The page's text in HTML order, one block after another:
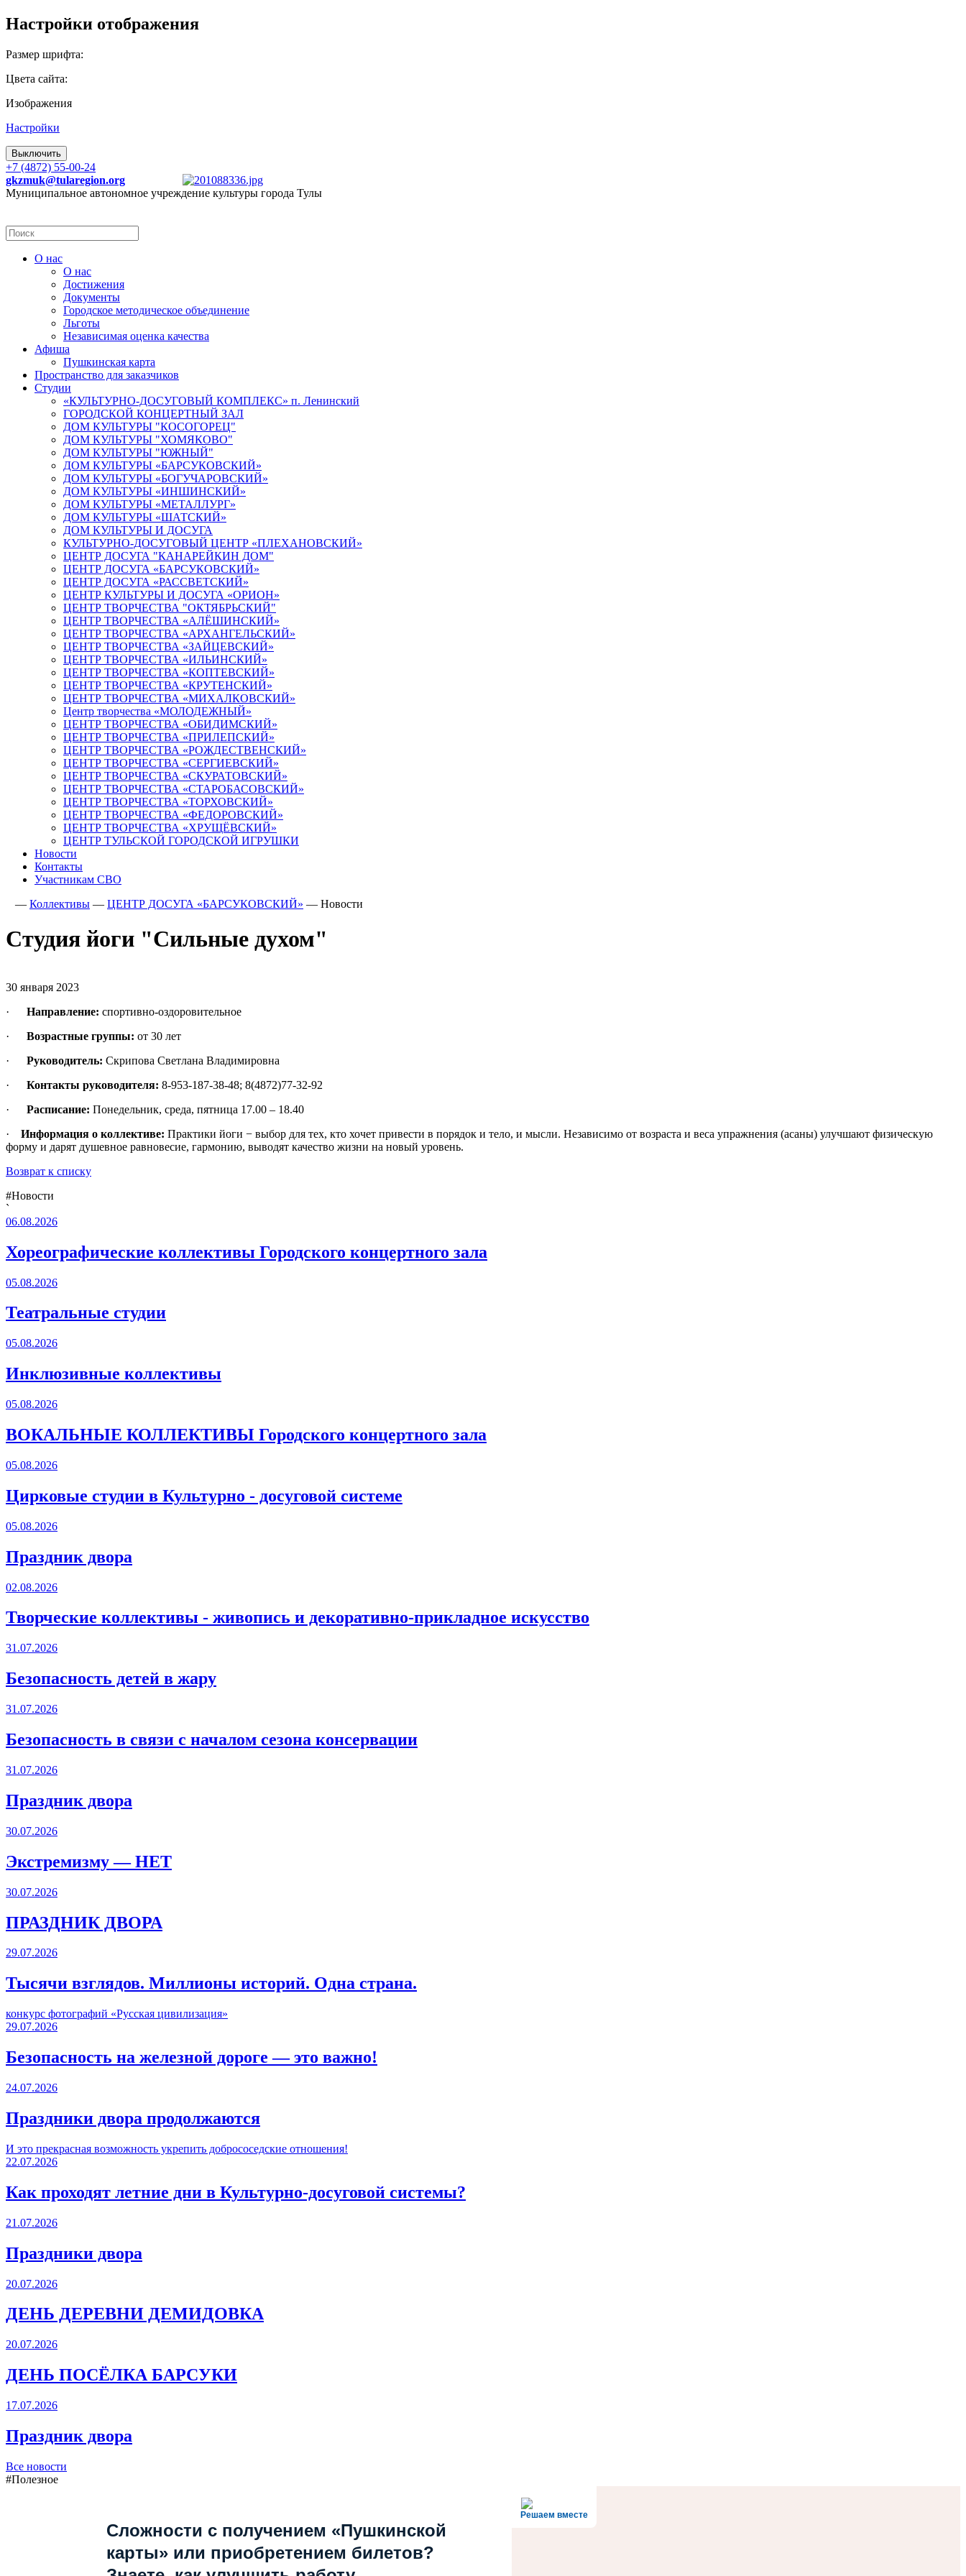
Настройки отображения
Размер шрифта:
Цвета сайта:
Изображения
Настройки
Выключить
+7 (4872) 55-00-24
gkzmuk@tularegion.org
Муниципальное автономное учреждение культуры города Тулы
О нас
О нас
Достижения
Документы
Городское методическое объединение
Льготы
Независимая оценка качества
Афиша
Пушкинская карта
Пространство для заказчиков
Студии
«КУЛЬТУРНО-ДОСУГОВЫЙ КОМПЛЕКС» п. Ленинский
ГОРОДСКОЙ КОНЦЕРТНЫЙ ЗАЛ
ДОМ КУЛЬТУРЫ "КОСОГОРЕЦ"
ДОМ КУЛЬТУРЫ "ХОМЯКОВО"
ДОМ КУЛЬТУРЫ "ЮЖНЫЙ"
ДОМ КУЛЬТУРЫ «БАРСУКОВСКИЙ»
ДОМ КУЛЬТУРЫ «БОГУЧАРОВСКИЙ»
ДОМ КУЛЬТУРЫ «ИНШИНСКИЙ»
ДОМ КУЛЬТУРЫ «МЕТАЛЛУРГ»
ДОМ КУЛЬТУРЫ «ШАТСКИЙ»
ДОМ КУЛЬТУРЫ И ДОСУГА
КУЛЬТУРНО-ДОСУГОВЫЙ ЦЕНТР «ПЛЕХАНОВСКИЙ»
ЦЕНТР ДОСУГА "КАНАРЕЙКИН ДОМ"
ЦЕНТР ДОСУГА «БАРСУКОВСКИЙ»
ЦЕНТР ДОСУГА «РАССВЕТСКИЙ»
ЦЕНТР КУЛЬТУРЫ И ДОСУГА «ОРИОН»
ЦЕНТР ТВОРЧЕСТВА "ОКТЯБРЬСКИЙ"
ЦЕНТР ТВОРЧЕСТВА «АЛЁШИНСКИЙ»
ЦЕНТР ТВОРЧЕСТВА «АРХАНГЕЛЬСКИЙ»
ЦЕНТР ТВОРЧЕСТВА «ЗАЙЦЕВСКИЙ»
ЦЕНТР ТВОРЧЕСТВА «ИЛЬИНСКИЙ»
ЦЕНТР ТВОРЧЕСТВА «КОПТЕВСКИЙ»
ЦЕНТР ТВОРЧЕСТВА «КРУТЕНСКИЙ»
ЦЕНТР ТВОРЧЕСТВА «МИХАЛКОВСКИЙ»
Центр творчества «МОЛОДЕЖНЫЙ»
ЦЕНТР ТВОРЧЕСТВА «ОБИДИМСКИЙ»
ЦЕНТР ТВОРЧЕСТВА «ПРИЛЕПСКИЙ»
ЦЕНТР ТВОРЧЕСТВА «РОЖДЕСТВЕНСКИЙ»
ЦЕНТР ТВОРЧЕСТВА «СЕРГИЕВСКИЙ»
ЦЕНТР ТВОРЧЕСТВА «СКУРАТОВСКИЙ»
ЦЕНТР ТВОРЧЕСТВА «СТАРОБАСОВСКИЙ»
ЦЕНТР ТВОРЧЕСТВА «ТОРХОВСКИЙ»
ЦЕНТР ТВОРЧЕСТВА «ФЕДОРОВСКИЙ»
ЦЕНТР ТВОРЧЕСТВА «ХРУЩЁВСКИЙ»
ЦЕНТР ТУЛЬСКОЙ ГОРОДСКОЙ ИГРУШКИ
Новости
Контакты
Участникам СВО
— Коллективы — ЦЕНТР ДОСУГА «БАРСУКОВСКИЙ» — Новости
Студия йоги "Сильные духом"
30 января 2023
· Направление: спортивно-оздоровительное
· Возрастные группы: от 30 лет
· Руководитель: Скрипова Светлана Владимировна
· Контакты руководителя: 8-953-187-38-48; 8(4872)77-32-92
· Расписание: Понедельник, среда, пятница 17.00 – 18.40
· Информация о коллективе: Практики йоги − выбор для тех, кто хочет привести в порядок и тело, и мысли. Независимо от возраста и веса упражнения (асаны) улучшают физическую
форму и дарят душевное равновесие, гармонию, выводят качество жизни на новый уровень.
Возврат к списку
#Новости
`
06.08.2026
Хореографические коллективы Городского концертного зала
05.08.2026
Театральные студии
05.08.2026
Инклюзивные коллективы
05.08.2026
ВОКАЛЬНЫЕ КОЛЛЕКТИВЫ Городского концертного зала
05.08.2026
Цирковые студии в Культурно - досуговой системе
05.08.2026
Праздник двора
02.08.2026
Творческие коллективы - живопись и декоративно-прикладное искусство
31.07.2026
Безопасность детей в жару
31.07.2026
Безопасность в связи с началом сезона консервации
31.07.2026
Праздник двора
30.07.2026
Экстремизму — НЕТ
30.07.2026
ПРАЗДНИК ДВОРА️
29.07.2026
Тысячи взглядов. Миллионы историй. Одна страна.
конкурс фотографий «Русская цивилизация»
29.07.2026
Безопасность на железной дороге — это важно!
24.07.2026
Праздники двора продолжаются
И это прекрасная возможность укрепить добрососедские отношения!
22.07.2026
Как проходят летние дни в Культурно-досуговой системы?
21.07.2026
Праздники двора
20.07.2026
ДЕНЬ ДЕРЕВНИ ДЕМИДОВКА
20.07.2026
ДЕНЬ ПОСЁЛКА БАРСУКИ
17.07.2026
Праздник двора
Все новости
#Полезное
Решаем вместе
Сложности с получением «Пушкинской
карты» или приобретением билетов?